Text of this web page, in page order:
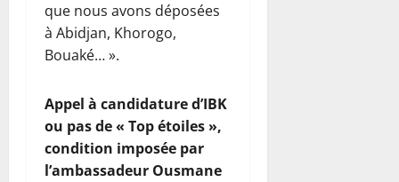
que nous avons déposées
à Abidjan, Khorogo,
Bouaké… ».
Appel à candidature d’IBK
ou pas de « Top étoiles »,
condition imposée par
l’ambassadeur Ousmane